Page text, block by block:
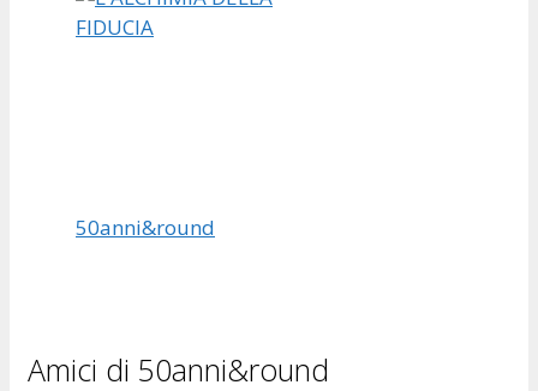
50anni&round
Amici di 50anni&round